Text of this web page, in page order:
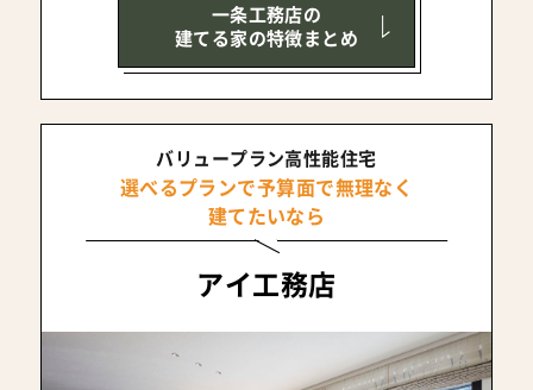
一条工務店の
建てる家の特徴まとめ
バリュープラン高性能住宅
選べるプランで予算面で無理なく
建てたいなら
アイ工務店